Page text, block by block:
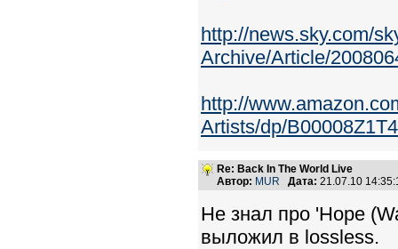
http://news.sky.com/
Archive/Article/
http://
Artists/dp/
Re: Back In The World Live
Автор: MUR Дата: 21.07.10
Не знал про 'Hope
выложил в lossless.